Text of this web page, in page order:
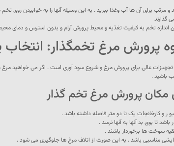
و مرتب برای آن ها آب وغذا ببرید . به این وسیله آنها را به خوابیدن روی
گذارند
پرورش مرغ تخمگذار:
عالی برای پرورش مرغ و شروع سود آوری است . اگر می خواهید مرغ ها
باشید .
مکان پرورش مرغ تخم گذار
ر و کارخانجات یک تا دو متر فاصله داشته باشد .